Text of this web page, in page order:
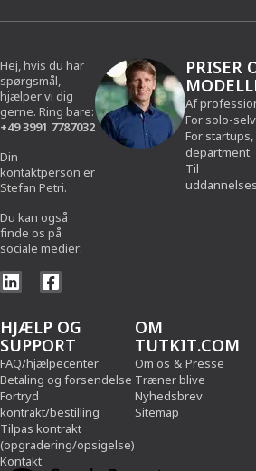
Hej, hvis du har
spørgsmål,
hjælper vi dig
gerne. Ring bare:
+49 3991 7787032
Din
kontaktperson er
Stefan Petri.
Du kan også
finde os på
sociale medier:
PRISER
Af
For solo-
For
department
Til
HJÆLP OG
SUPPORT
FAQ/hjælpecenter
Betaling og forsendelse
Fortryd
kontrakt/bestilling
Tilpas kontrakt
(opgradering/opsigelse)
Kontakt
OM
TUTKIT.COM
Om os & Presse
Træner blive
Nyhedsbrev
Sitemap